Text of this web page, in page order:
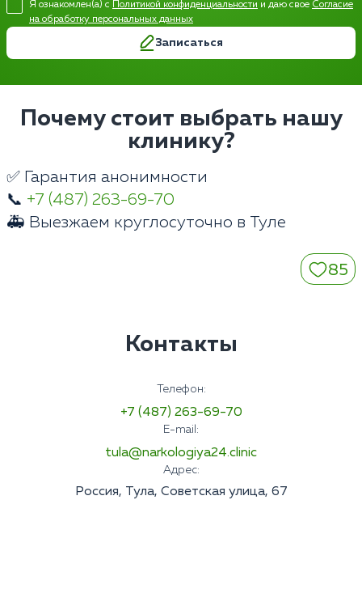
Я ознакомлен(а) с Политикой конфиденциальности и даю свое Согласие
на обработку персональных данных
Записаться
Почему стоит выбрать нашу
клинику?
✅ Гарантия анонимности
📞 +7 (487) 263-69-70
🚑 Выезжаем круглосуточно в Туле
85
Контакты
Телефон:
+7 (487) 263-69-70
E-mail:
tula@narkologiya24.clinic
Адрес:
Россия, Тула, Советская улица, 67